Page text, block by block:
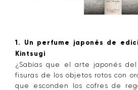
1. Un perfume japonés de
Kintsugi
¿Sabías que el arte japonés del
fisuras de los objetos rotos con
que esconden los cofres de